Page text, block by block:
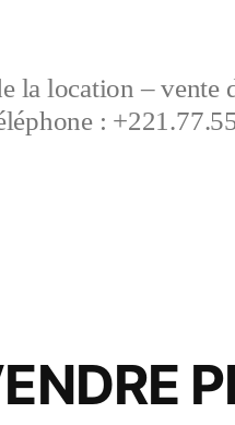
la location – vente
: